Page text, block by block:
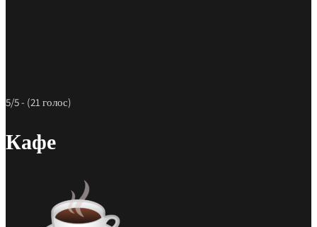
5/5 - (21 голос)
Кафе